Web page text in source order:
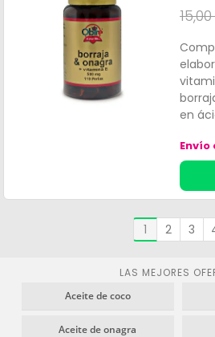
de
como
de la
en
Envío
1 2 3
LAS MEJORES
Aceite de coco
Aceite de onagra